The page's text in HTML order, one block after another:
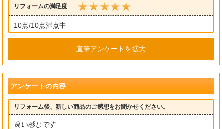
リフォームの満足度
10点/10点満点中
直筆アンケートを拡大
アンケートの内容
リフォーム後、新しい商品のご感想をお聞かせください。
良い感じです